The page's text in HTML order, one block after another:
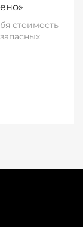
стоимость